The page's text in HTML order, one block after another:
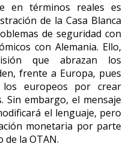
en términos reales es
de la Casa Blanca
de seguridad con
con Alemania. Ello,
que abrazan los
frente a Europa, pues
europeos por crear
Sin embargo, el mensaje
el lenguaje, pero
monetaria por parte
la OTAN.